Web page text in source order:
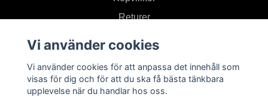
Returer
Prenumerera på vårt nyhetsbrev
Vi använder cookies
Vi använder cookies för att anpassa det innehåll som
visas för dig och för att du ska få bästa tänkbara
upplevelse när du handlar hos oss.